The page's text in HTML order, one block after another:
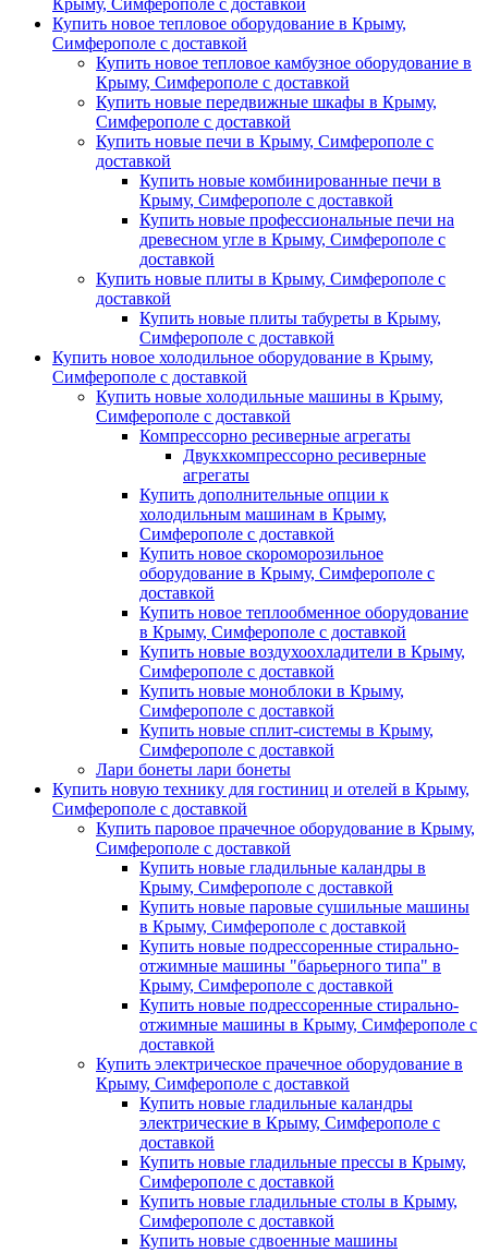
Крыму, Симферополе с доставкой
Купить новое тепловое оборудование в Крыму,
Симферополе с доставкой
Купить новое тепловое камбузное оборудование в
Крыму, Симферополе с доставкой
Купить новые передвижные шкафы в Крыму,
Симферополе с доставкой
Купить новые печи в Крыму, Симферополе с
доставкой
Купить новые комбинированные печи в
Крыму, Симферополе с доставкой
Купить новые профессиональные печи на
древесном угле в Крыму, Симферополе с
доставкой
Купить новые плиты в Крыму, Симферополе с
доставкой
Купить новые плиты табуреты в Крыму,
Симферополе с доставкой
Купить новое холодильное оборудование в Крыму,
Симферополе с доставкой
Купить новые холодильные машины в Крыму,
Симферополе с доставкой
Компрессорно ресиверные агрегаты
Двукхкомпрессорно ресиверные
агрегаты
Купить дополнительные опции к
холодильным машинам в Крыму,
Симферополе с доставкой
Купить новое скороморозильное
оборудование в Крыму, Симферополе с
доставкой
Купить новое теплообменное оборудование
в Крыму, Симферополе с доставкой
Купить новые воздухоохладители в Крыму,
Симферополе с доставкой
Купить новые моноблоки в Крыму,
Симферополе с доставкой
Купить новые сплит-системы в Крыму,
Симферополе с доставкой
Лари бонеты лари бонеты
Купить новую технику для гостиниц и отелей в Крыму,
Симферополе с доставкой
Купить паровое прачечное оборудование в Крыму,
Симферополе с доставкой
Купить новые гладильные каландры в
Крыму, Симферополе с доставкой
Купить новые паровые сушильные машины
в Крыму, Симферополе с доставкой
Купить новые подрессоренные стирально-
отжимные машины "барьерного типа" в
Крыму, Симферополе с доставкой
Купить новые подрессоренные стирально-
отжимные машины в Крыму, Симферополе с
доставкой
Купить электрическое прачечное оборудование в
Крыму, Симферополе с доставкой
Купить новые гладильные каландры
электрические в Крыму, Симферополе с
доставкой
Купить новые гладильные прессы в Крыму,
Симферополе с доставкой
Купить новые гладильные столы в Крыму,
Симферополе с доставкой
Купить новые сдвоенные машины